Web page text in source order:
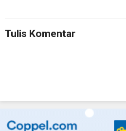
Tulis Komentar